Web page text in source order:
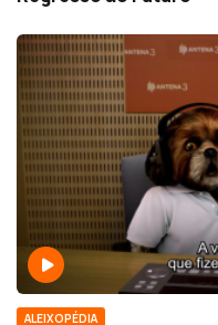
ALEIXOPÉDIA